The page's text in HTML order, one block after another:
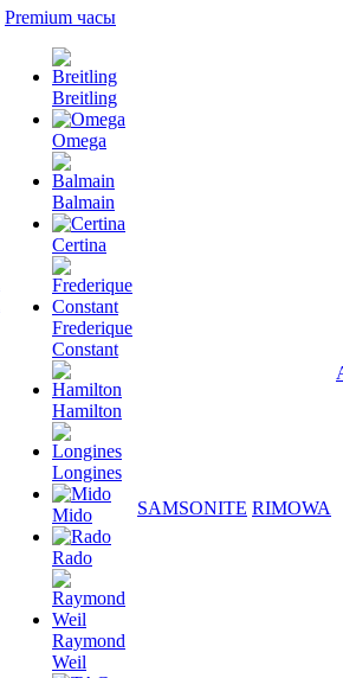
Premium часы
Breitling
Omega
Balmain
Certina
Frederique
Constant
Hamilton
Longines
Mido
Rado
Raymond
Weil
SAMSONITE RIMOWA